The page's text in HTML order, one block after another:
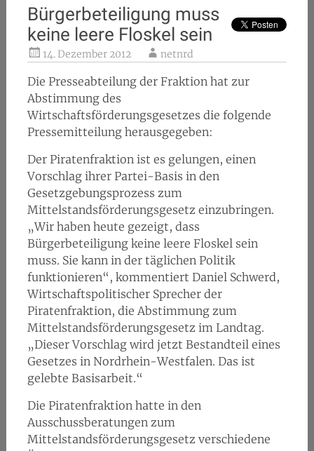
Bürgerbeteiligung muss
keine leere Floskel sein
14. Dezember 2012 netnrd
Die Presseabteilung der Fraktion hat zur
Abstimmung des
Wirtschaftsförderungsgesetzes die folgende
Pressemitteilung herausgegeben:
Der Piratenfraktion ist es gelungen, einen
Vorschlag ihrer Partei-Basis in den
Gesetzgebungsprozess zum
Mittelstandsförderungsgesetz einzubringen.
„Wir haben heute gezeigt, dass
Bürgerbeteiligung keine leere Floskel sein
muss. Sie kann in der täglichen Politik
funktionieren“, kommentiert Daniel Schwerd,
Wirtschaftspolitischer Sprecher der
Piratenfraktion, die Abstimmung zum
Mittelstandsförderungsgesetz im Landtag.
„Dieser Vorschlag wird jetzt Bestandteil eines
Gesetzes in Nordrhein-Westfalen. Das ist
gelebte Basisarbeit.“
Die Piratenfraktion hatte in den
Ausschussberatungen zum
Mittelstandsförderungsgesetz verschiedene